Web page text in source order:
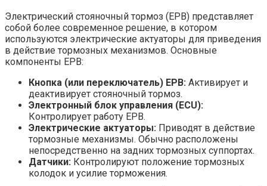
Электрический стояночный тормоз (EPB) представляет
собой более современное решение, в котором
используются электрические актуаторы для приведения
в действие тормозных механизмов. Основные
компоненты EPB:
Кнопка (или переключатель) EPB: Активирует и
деактивирует стояночный тормоз.
Электронный блок управления (ECU):
Контролирует работу EPB.
Электрические актуаторы: Приводят в действие
тормозные механизмы. Обычно расположены
непосредственно на задних тормозных суппортах.
Датчики: Контролируют положение тормозных
колодок и усилие торможения.